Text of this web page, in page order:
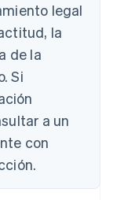
legal
la
de la
Si
a un
con